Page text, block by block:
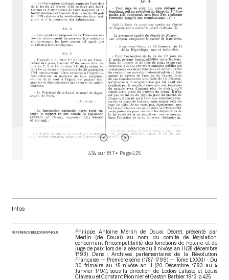
434 sur 817 • Page 425
Infos
RÉFÉRENCE BIBLIOGRAPHIQUE
Philippe Antoine Merlin de Douai. Décret, présenté par
Merlin (de Douai) au nom du comité de législation,
concernant l'incompatibilité des fonctions de notaire et de
juge de paix, lors de la séance du 8 nivôse an II (28 décembre
1793). Dans : Archives parlementaires de la Révolution
Française — Première série (1787-1799) — Tome LXXXII - Du
30 frimaire au 15 nivôse an II (20 Décembre 1793 au 4
Janvier 1794), sous la direction de Lodoïs Lataste et Louis
Claveau et Constant Pionnier et Gaston Barbier. 1913. p. 425.